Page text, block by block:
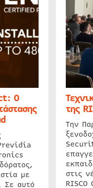
Ο
με
Σε αυτό
της
Την
στις